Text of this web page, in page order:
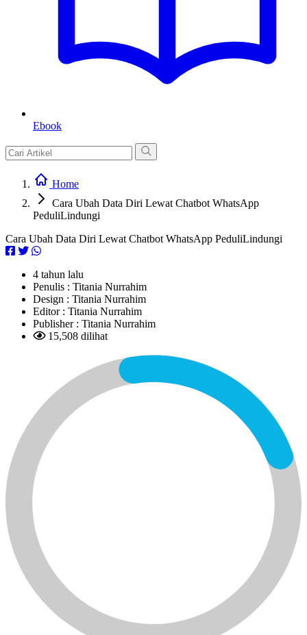
Ebook
Home
Cara Ubah Data Diri Lewat Chatbot WhatsApp
PeduliLindungi
Cara Ubah Data Diri Lewat Chatbot WhatsApp PeduliLindungi
4 tahun lalu
Penulis : Titania Nurrahim
Design : Titania Nurrahim
Editor : Titania Nurrahim
Publisher : Titania Nurrahim
15,508 dilihat